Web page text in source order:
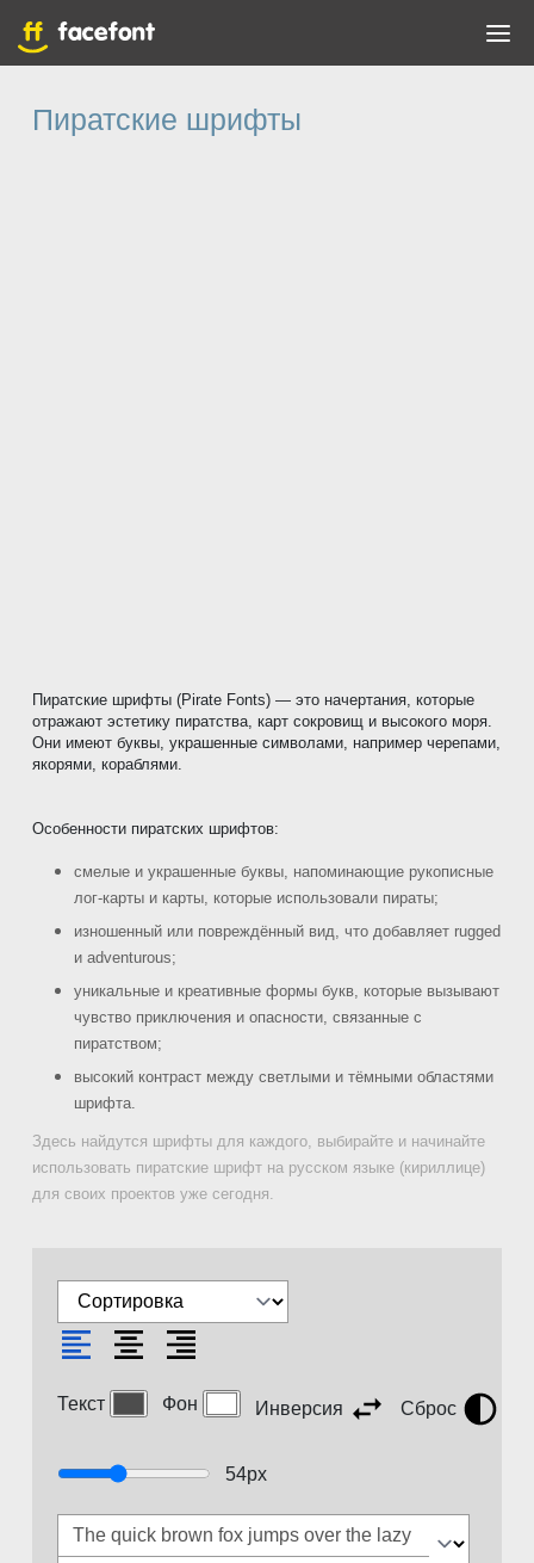
Пиратские шрифты
Пиратские шрифты (Pirate Fonts) — это начертания, которые
отражают эстетику пиратства, карт сокровищ и высокого моря.
Они имеют буквы, украшенные символами, например черепами,
якорями, кораблями.
Особенности пиратских шрифтов:
смелые и украшенные буквы, напоминающие рукописные
лог-карты и карты, которые использовали пираты;
изношенный или повреждённый вид, что добавляет rugged
и adventurous;
уникальные и креативные формы букв, которые вызывают
чувство приключения и опасности, связанные с
пиратством;
высокий контраст между светлыми и тёмными областями
шрифта.
Здесь найдутся шрифты для каждого, выбирайте и начинайте
использовать пиратские шрифт на русском языке (кириллице)
для своих проектов уже сегодня.
Текст Фон Инверсия Сброс
54px